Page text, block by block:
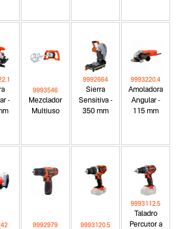
-
Mezclador
Multiuso
9993546
Sierra
Sensitiva -
350 mm
9992664
Amoladora
Angular -
115 mm
9993220.4
9992979 9993120.5
Taladro
Percutor a
9993112.5